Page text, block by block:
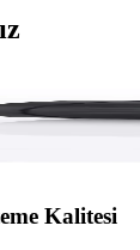
Monoküler
Kalitesi